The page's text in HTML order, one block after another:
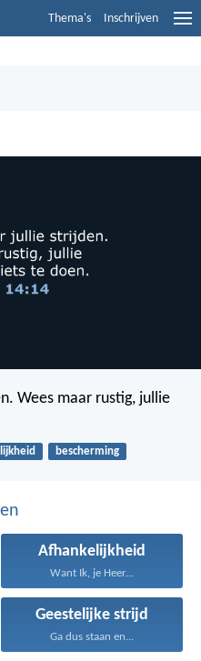
Thema's Inschrijven
Wees maar rustig, jullie
bescherming
Afhankelijkheid
Want Ik, je Heer...
Geestelijke strijd
Ga dus staan en...